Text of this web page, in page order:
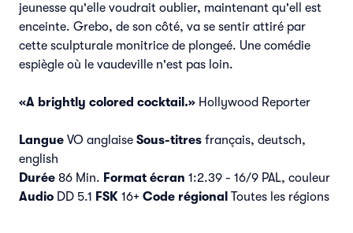
jeunesse qu'elle voudrait oublier, maintenant qu'ell est
enceinte. Grebo, de son côté, va se sentir attiré par
cette sculpturale monitrice de plongeé. Une comédie
espiègle où le vaudeville n'est pas loin.
«A brightly colored cocktail.» Hollywood Reporter
Langue VO anglaise Sous-titres français, deutsch,
english
Durée 86 Min. Format écran 1:2.39 - 16/9 PAL, couleur
Audio DD 5.1 FSK 16+ Code régional Toutes les régions